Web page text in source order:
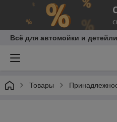
Всё для автомойки и
Товары